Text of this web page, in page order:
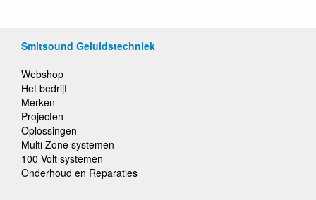
Smitsound Geluidstechniek
Webshop
Het bedrijf
Merken
Projecten
Oplossingen
Multi Zone systemen
100 Volt systemen
Onderhoud en Reparaties